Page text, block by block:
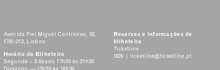
Avenida Frei Miguel Contreiras, 52,
1700-213, Lisboa
Horário da Bilheteira
Segunda – Sábado 17h30 às 21h30
Reservas e informações de
bilheteira
Ticketline
1820 | ticketline@ticketline.pt